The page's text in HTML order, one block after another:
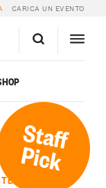
CON PRANZO
CARICA UN EVENTO
Staff
Pick